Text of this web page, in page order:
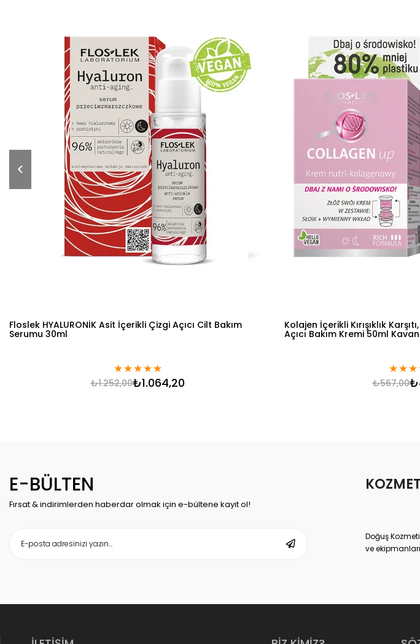
Floslek HYALURONİK Asit İçerikli Çizgi Açıcı Cilt Bakım
Serumu 30ml
★★★★★
₺1.064,20
₺1.252,00
Kolajen İçerikli Kırışıklık
Açıcı Bakım Kremi 50ml
★★★
₺567,00
E-BÜLTEN
Fırsat & indirimlerden haberdar olmak için e-bültene kayıt ol!
Doğuş
ve